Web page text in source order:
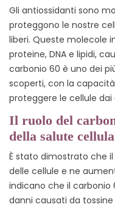
Gli antiossidanti sono
proteggono le nostre
liberi. Queste molecole
proteine, DNA e lipidi,
carbonio 60 è uno dei
scoperti, con la
proteggere le cellule dai
Il ruolo del
della salute
È stato dimostrato che
delle cellule e ne
indicano che il carbonio
danni causati da